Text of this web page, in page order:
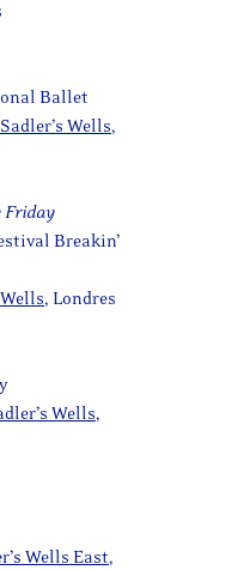
Ballet
Wells,
Friday
Breakin’
, Londres
Wells,
Wells East,